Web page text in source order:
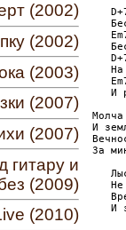
(2002)
(2002)
(2003)
(2007)
(2007)
гитару и
(2009)
(2010)
На
И
И
За
Не
И